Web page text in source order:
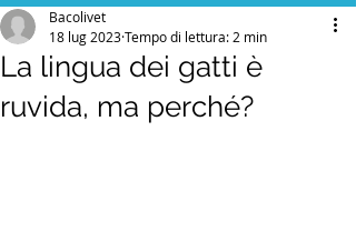
La lingua dei gatti è
ruvida, ma perché?
Bacolivet
18 lug 2023Tempo di lettura: 2 min